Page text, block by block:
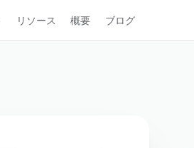
リソース 概要 ブログ